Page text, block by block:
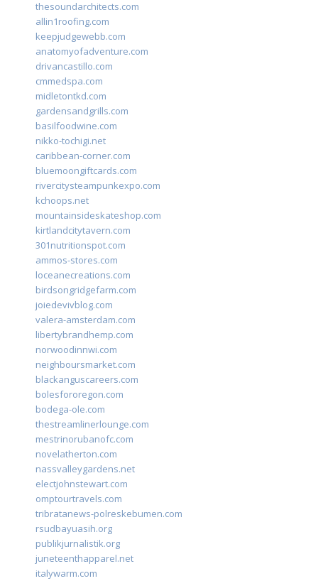
thesoundarchitects.com
allin1roofing.com
keepjudgewebb.com
anatomyofadventure.com
drivancastillo.com
cmmedspa.com
midletontkd.com
gardensandgrills.com
basilfoodwine.com
nikko-tochigi.net
caribbean-corner.com
bluemoongiftcards.com
rivercitysteampunkexpo.com
kchoops.net
mountainsideskateshop.com
kirtlandcitytavern.com
301nutritionspot.com
ammos-stores.com
loceanecreations.com
birdsongridgefarm.com
joiedevivblog.com
valera-amsterdam.com
libertybrandhemp.com
norwoodinnwi.com
neighboursmarket.com
blackanguscareers.com
bolesfororegon.com
bodega-ole.com
thestreamlinerlounge.com
mestrinorubanofc.com
novelatherton.com
nassvalleygardens.net
electjohnstewart.com
omptourtravels.com
tribratanews-polreskebumen.com
rsudbayuasih.org
publikjurnalistik.org
juneteenthapparel.net
italywarm.com